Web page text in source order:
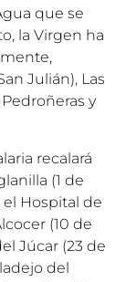
que se
la Virgen ha
Julián), Las
Pedroñeras y
recalará
(1 de
el Hospital de
(10 de
Júcar (23 de
del